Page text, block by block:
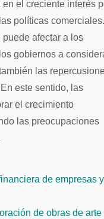
el creciente interés
políticas comerciales.
afectar a los
gobiernos a
las
este sentido, las
el crecimiento
las preocupaciones
de empresas y
de obras de arte